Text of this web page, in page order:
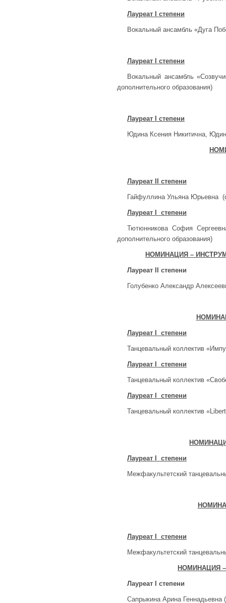
Лауреат степени
Вокальный ансамбль «Дуга
Лауреат степени
Вокальный ансамбль
дополнительного образования)
Лауреат степени
Юдина Ксения Никитична,
Лауреат степени
Гайфуллина Ульяна Юрьевна
Лауреат степени
Тютюнникова София
дополнительного образования)
НОМИНАЦИЯ –
Лауреат степени
Голубенко Александр
Лауреат степени
Танцевальный коллектив
Лауреат степени
Танцевальный коллектив
Лауреат степени
Танцевальный коллектив
Лауреат степени
Межфакультетский
Лауреат степени
Межфакультетский
НОМИНАЦИЯ
Лауреат степени
Сапрыкина Арина Геннадьевна